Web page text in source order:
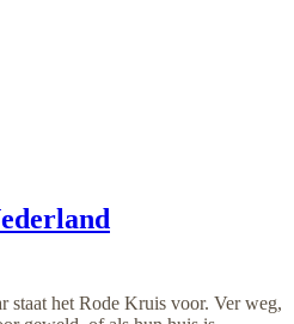
staat het Rode Kruis voor. Ver weg,